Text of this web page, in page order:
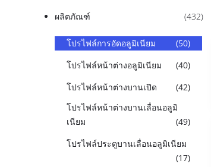
ผลิตภัณฑ์ (432)
โปรไฟล์การอัดอลูมิเนียม
(50)
โปรไฟล์หน้าต่างอลูมิเนียม
(40)
โปรไฟล์หน้าต่างบานเปิด
(42)
โปรไฟล์หน้าต่างบานเลื่อนอลูมิ
เนียม
(49)
โปรไฟล์ประตูบานเลื่อนอลูมิเนียม
(17)